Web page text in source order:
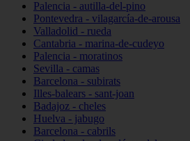
Palencia - autilla-del-pino
Pontevedra - vilagarcía-de-arousa
Valladolid - rueda
Cantabria - marina-de-cudeyo
Palencia - moratinos
Sevilla - camas
Barcelona - subirats
Illes-balears - sant-joan
Badajoz - cheles
Huelva - jabugo
Barcelona - cabrils